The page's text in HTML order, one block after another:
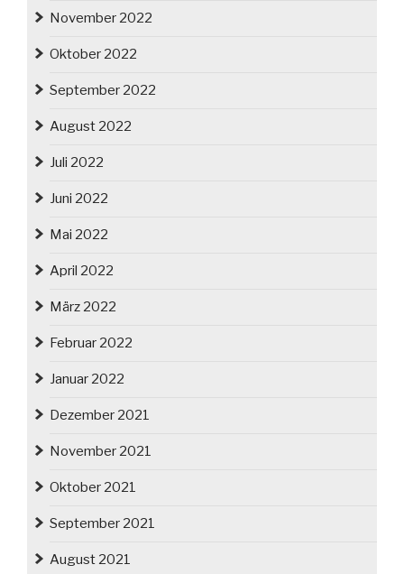
November 2022
Oktober 2022
September 2022
August 2022
Juli 2022
Juni 2022
Mai 2022
April 2022
März 2022
Februar 2022
Januar 2022
Dezember 2021
November 2021
Oktober 2021
September 2021
August 2021